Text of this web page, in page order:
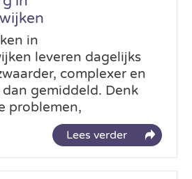
in
leveren dagelijks
complexer en
gemiddeld. Denk
problemen,
Lees verder